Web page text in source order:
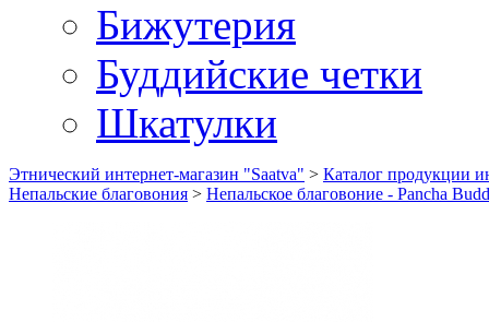
Бижутерия
Буддийские четки
Шкатулки
Этнический интернет-магазин "Saatva" > Каталог продукции
Непальские благовония > Непальское благовоние - Pancha